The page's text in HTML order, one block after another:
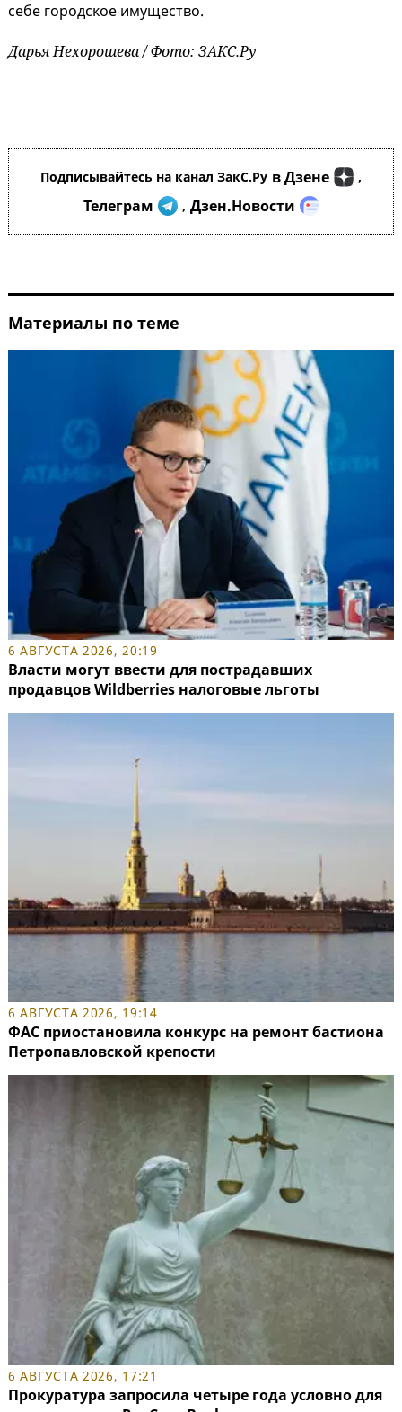
себе городское имущество.
Дарья Нехорошева / Фото: ЗАКС.Ру
Подписывайтесь на канал ЗакС.Ру в Дзене ,
Телеграм , Дзен.Новости
Материалы по теме
6 АВГУСТА 2026, 20:19
Власти могут ввести для пострадавших
продавцов Wildberries налоговые льготы
6 АВГУСТА 2026, 19:14
ФАС приостановила конкурс на ремонт бастиона
Петропавловской крепости
6 АВГУСТА 2026, 17:21
Прокуратура запросила четыре года условно для